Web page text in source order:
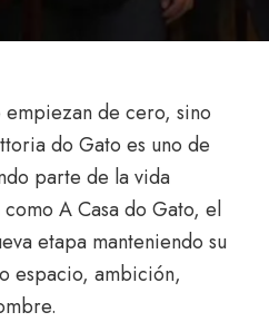
de cero, sino
do Gato es uno de
parte de la vida
A Casa do Gato, el
etapa manteniendo su
espacio, ambición,